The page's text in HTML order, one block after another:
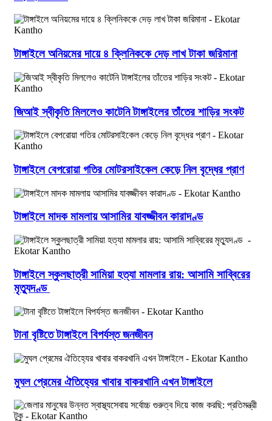
টাঙ্গাইলে অনিয়মের দায়ে ৪ ক্লিনিককে দেড় লাখ টাকা জরিমানা
জিআই স্বীকৃতি মিললেও কাটেনি টাঙ্গাইলের তাঁতের শাড়ির সংকট
টাঙ্গাইলে বেপরোয়া গতির মোটরসাইকেল কেড়ে নিল বৃদ্ধের প্রাণ
টাঙ্গাইলে মাদক মামলায় আসামির যাবজ্জীবন কারাদণ্ড
টাঙ্গাইলে স্কুলছাত্রী সামিয়া হত্যা মামলার রায়: আসামি সাব্বিরের
মৃত্যুদণ্ড
টানা বৃষ্টিতে টাঙ্গাইলে বিপর্যস্ত জনজীবন
মুঘল প্রেমের ঐতিহ্যের খাবার বাকরখানি এখন টাঙ্গাইলে